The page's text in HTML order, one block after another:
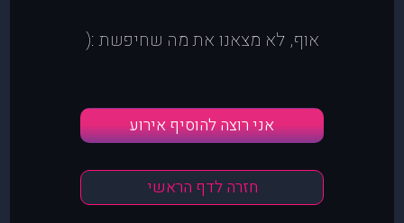
אוף, לא מצאנו את מה שחיפשת :(
אני רוצה להוסיף אירוע
חזרה לדף הראשי